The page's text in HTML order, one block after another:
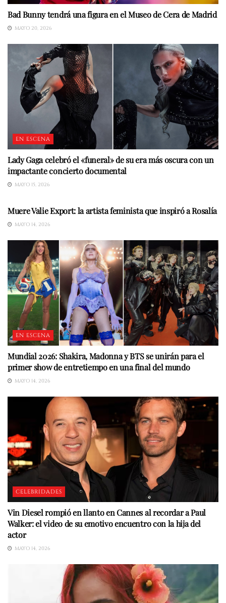
Bad Bunny tendrá una figura en el Museo de Cera de Madrid
MAYO 20, 2026
EN ESCENA
Lady Gaga celebró el «funeral» de su era más oscura con un
impactante concierto documental
MAYO 15, 2026
Muere Valie Export: la artista feminista que inspiró a Rosalía
MAYO 14, 2026
EN ESCENA
Mundial 2026: Shakira, Madonna y BTS se unirán para el
primer show de entretiempo en una final del mundo
MAYO 14, 2026
CELEBRIDADES
Vin Diesel rompió en llanto en Cannes al recordar a Paul
Walker: el video de su emotivo encuentro con la hija del
actor
MAYO 14, 2026